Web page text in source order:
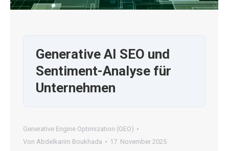
Generative AI SEO und
Sentiment-Analyse für
Unternehmen
Generative Engine Optimization (GEO)
Von Abdelkarim Boukhada 17. November 2025